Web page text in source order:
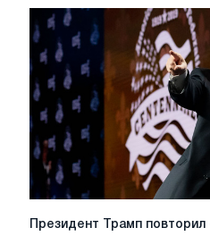
вводит
тарифы
на
сталь
и
алюминий
из
Бразилии
и
Аргентины
Президент
Президент Трамп